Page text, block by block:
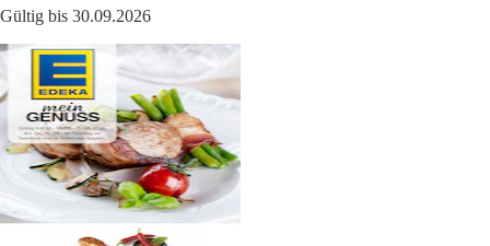
Gültig bis 30.09.2026